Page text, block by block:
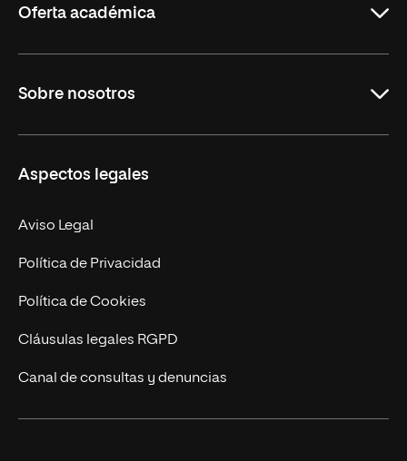
Oferta académica
Másteres Oficiales
Doctorados
Experto Universitario
Postgrados
Cursos Universitarios
Sobre nosotros
Facultades
Nuestro Equipo
Trabaja en UNIR
Actualidad
UNIR Revista
Eventos
Aspectos legales
Aviso Legal
Política de Privacidad
Política de Cookies
Cláusulas legales RGPD
Canal de consultas y denuncias